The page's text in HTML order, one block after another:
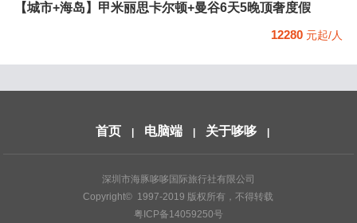
【城市+海岛】甲米丽思卡尔顿+曼谷6天5晚顶奢度假
12280 元起/人
首页 | 电脑端 | 关于哆哆 |
深圳市海豚哆哆国际旅行社有限公司
Copyright© 1997-2019 版权所有，不得转载
粤ICP备14059250号